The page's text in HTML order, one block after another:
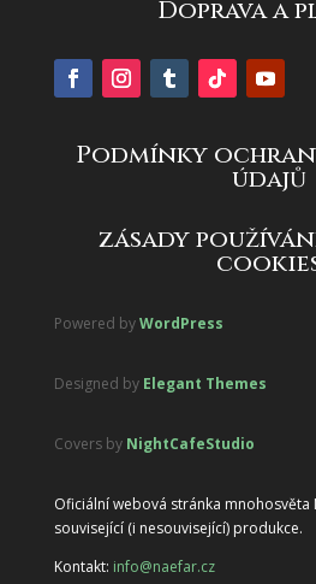
Doprava a
Podmínky
údajů
zásady
Powered byWordPress
Designed by Elegant Themes
Covers by NightCafeStudio
Oficiální webová stránka mnohosvěta
související (i nesouvisející) produkce.
Kontakt: info@naefar.cz